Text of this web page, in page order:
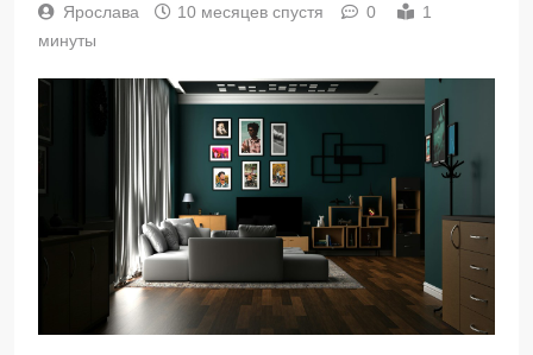
Ярослава 10 месяцев спустя 0
1
минуты